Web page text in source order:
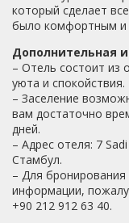
который сделает
было комфортным и
Дополнительная
– Отель состоит из
уюта и спокойствия.
– Заселение
вам достаточно
дней.
– Адрес отеля: 7
Стамбул.
– Для
информации,
+90 212 912 63 40.